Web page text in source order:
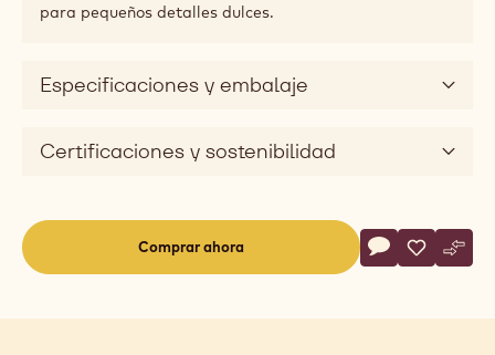
para pequeños detalles dulces.
Especificaciones y embalaje
Certificaciones y sostenibilidad
Comprar ahora
Actions
Escriba un
- MOLDE -
Guardar
- MOLDE
-